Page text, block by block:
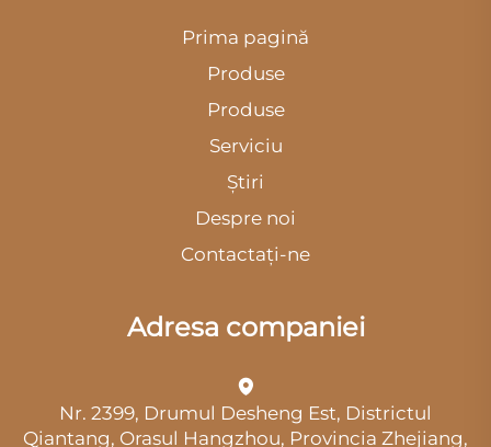
Prima pagină
Produse
Produse
Serviciu
Știri
Despre noi
Contactați-ne
Adresa companiei
Nr. 2399, Drumul Desheng Est, Districtul
Qiantang, Orașul Hangzhou, Provincia Zhejiang,